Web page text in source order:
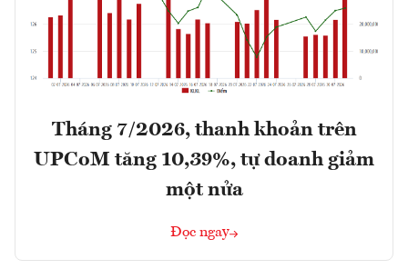
Tháng 7/2026, thanh khoản trên
UPCoM tăng 10,39%, tự doanh giảm
một nửa
Đọc ngay